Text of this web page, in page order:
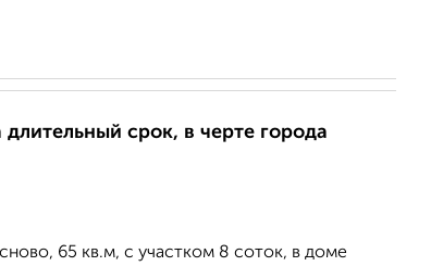
срок, в черте города
65 кв.м, с участком 8 соток, в доме